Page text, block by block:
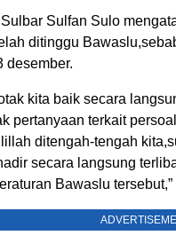
Sulfan Sulo
ditinggu
desember.
kita baik secara
pertanyaan terkait
ditengah-tengah
secara langsung
Bawaslu